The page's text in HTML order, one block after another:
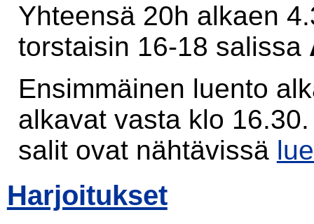
Yhteensä 20h alkaen
torstaisin 16-18 salissa
Ensimmäinen luento
alkavat vasta klo
salit ovat nähtävissä
Harjoitukset